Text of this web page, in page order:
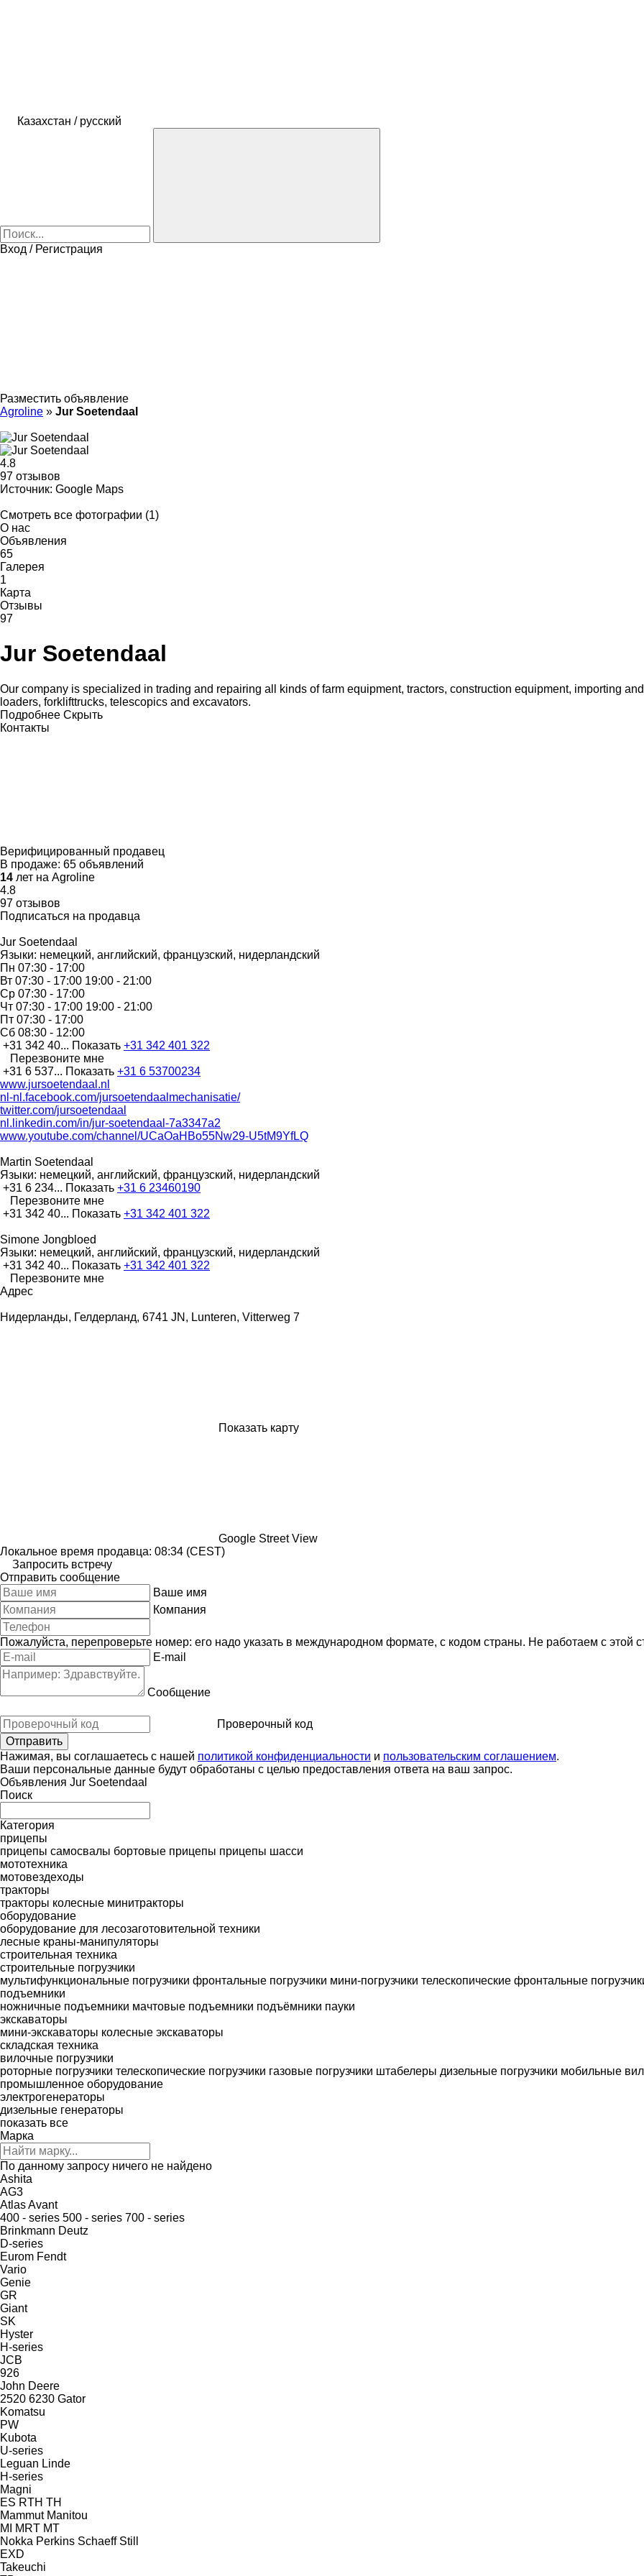
Казахстан / русский
Вход / Регистрация
Разместить объявление
Agroline » Jur Soetendaal
4.8
97 отзывов
Источник: Google Maps
Смотреть все фотографии (1)
О нас
Объявления
65
Галерея
1
Карта
Отзывы
97
Jur Soetendaal
Our company is specialized in trading and repairing all kinds of farm equipment, tractors, construction equipment, importing
loaders, forklifttrucks, telescopics and excavators.
Подробнее Скрыть
Контакты
Верифицированный продавец
В продаже: 65 объявлений
14 лет на Agroline
4.8
97 отзывов
Подписаться на продавца
Jur Soetendaal
Языки: немецкий, английский, французский, нидерландский
Пн 07:30 - 17:00
Вт 07:30 - 17:00 19:00 - 21:00
Ср 07:30 - 17:00
Чт 07:30 - 17:00 19:00 - 21:00
Пт 07:30 - 17:00
Сб 08:30 - 12:00
+31 342 40... Показать +31 342 401 322
Перезвоните мне
+31 6 537... Показать +31 6 53700234
www.jursoetendaal.nl
nl-nl.facebook.com/jursoetendaalmechanisatie/
twitter.com/jursoetendaal
nl.linkedin.com/in/jur-soetendaal-7a3347a2
www.youtube.com/channel/UCaOaHBo55Nw29-U5tM9YfLQ
Martin Soetendaal
Языки: немецкий, английский, французский, нидерландский
+31 6 234... Показать +31 6 23460190
Перезвоните мне
+31 342 40... Показать +31 342 401 322
Simone Jongbloed
Языки: немецкий, английский, французский, нидерландский
+31 342 40... Показать +31 342 401 322
Перезвоните мне
Адрес
Нидерланды, Гелдерланд, 6741 JN, Lunteren, Vitterweg 7
Показать карту
Google Street View
Локальное время продавца: 08:34 (CEST)
Запросить встречу
Отправить сообщение
Ваше имя
Компания
Пожалуйста, перепроверьте номер: его надо указать в международном формате, с кодом страны. Не работаем с этой
E-mail
Сообщение
Проверочный код
Нажимая, вы соглашаетесь с нашей политикой конфиденциальности и пользовательским соглашением.
Ваши персональные данные будут обработаны с целью предоставления ответа на ваш запрос.
Объявления Jur Soetendaal
Поиск
Категория
прицепы
прицепы самосвалы бортовые прицепы прицепы шасси
мототехника
мотовездеходы
тракторы
тракторы колесные минитракторы
оборудование
оборудование для лесозаготовительной техники
лесные краны-манипуляторы
строительная техника
строительные погрузчики
мультифункциональные погрузчики фронтальные погрузчики мини-погрузчики телескопические фронтальные
подъемники
ножничные подъемники мачтовые подъемники подъёмники пауки
экскаваторы
мини-экскаваторы колесные экскаваторы
складская техника
вилочные погрузчики
роторные погрузчики телескопические погрузчики газовые погрузчики штабелеры дизельные погрузчики мобильные
промышленное оборудование
электрогенераторы
дизельные генераторы
показать все
Марка
По данному запросу ничего не найдено
Ashita
AG3
AtlasAvant
400 - series 500 - series 700 - series
Brinkmann Deutz
D-series
Eurom Fendt
Vario
Genie
GR
Giant
SK
Hyster
H-series
JCB
926
John Deere
2520 6230 Gator
Komatsu
PW
Kubota
U-series
Leguan Linde
H-series
Magni
ES RTH TH
Mammut Manitou
MI
MRT MT
Nokka Perkins Schaeff Still
EXD
Takeuchi